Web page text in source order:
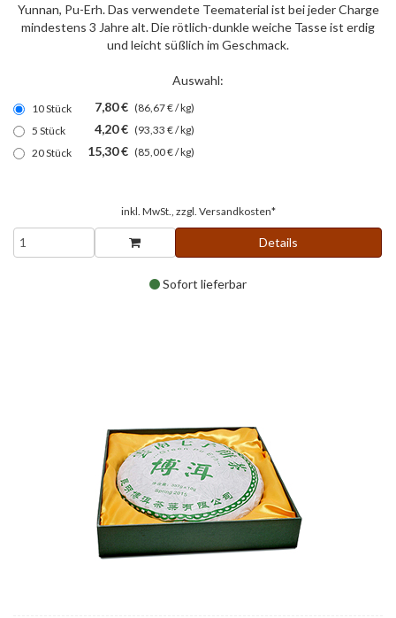
Yunnan, Pu-Erh. Das verwendete Teematerial ist bei jeder Charge
mindestens 3 Jahre alt. Die rötlich-dunkle weiche Tasse ist erdig
und leicht süßlich im Geschmack.
Auswahl:
10 Stück 7,80 € (86,67 € / kg)
5 Stück
4,20 € (93,33 € / kg)
20 Stück
15,30 € (85,00 € / kg)
inkl. MwSt., zzgl. Versandkosten*
Details
Sofort lieferbar